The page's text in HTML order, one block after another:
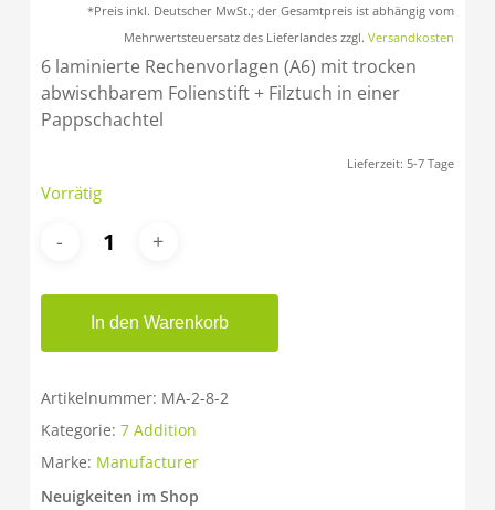
*Preis inkl. Deutscher MwSt.; der Gesamtpreis ist abhängig vom
Mehrwertsteuersatz des Lieferlandes zzgl.Versandkosten
6 laminierte Rechenvorlagen (A6) mit trocken
abwischbarem Folienstift + Filztuch in einer
Pappschachtel
Lieferzeit: 5-7 Tage
Vorrätig
In den Warenkorb
Artikelnummer: MA-2-8-2
Kategorie: 7 Addition
Marke: Manufacturer
Neuigkeiten im Shop